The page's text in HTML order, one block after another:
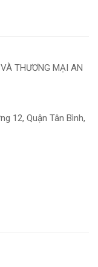
THƯƠNG MẠI AN
12, Quận Tân Bình,